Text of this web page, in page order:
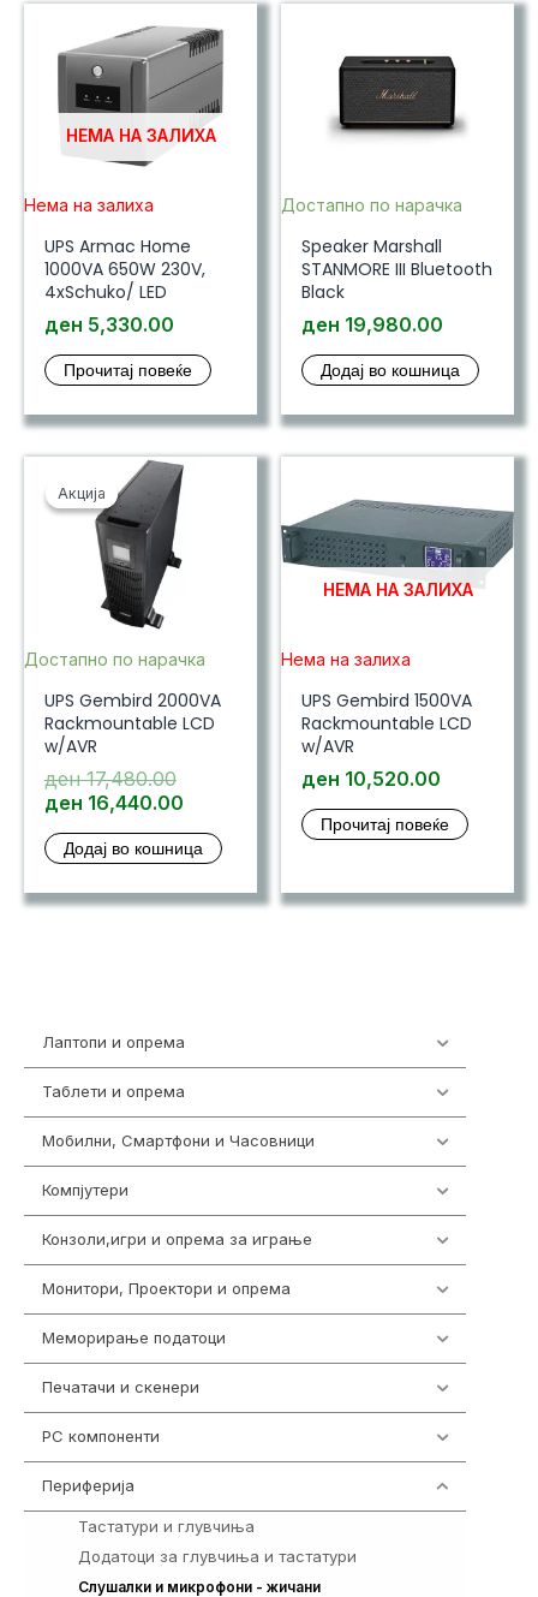
Лаптопи и опрема
Таблети и опрема
Мобилни, Смартфони и Часовници
Компјутери
Конзоли,игри и опрема за играње
Монитори, Проектори и опрема
Меморирање податоци
Печатачи и скенери
PC компоненти
Периферија
Тастатури и глувчиња
Додатоци за глувчиња и тастатури
Слушалки и микрофони - жичани
НЕМА НА ЗАЛИХА
Нема на залиха
UPS Armac Home
1000VA 650W 230V,
4xSchuko/ LED
ден 5,330.00
Прочитај повеќе
Достапно по нарачка
Speaker Marshall
STANMORE III Bluetooth
Black
ден 19,980.00
Додај во кошница
Акција
Акција
Достапно по нарачка
UPS Gembird 2000VA
Rackmountable LCD
w/AVR
ден17,480.00Original
price
ден 17,480.00.
ден 16,440.00Current
is:
Додај во кошница
НЕМА НА ЗАЛИХА
Нема на залиха
UPS Gembird 1500VA
Rackmountable LCD
w/AVR
ден 10,520.00
Прочитај повеќе